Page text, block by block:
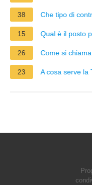
38 Che tipo di
15 Qual è il posto
26 Come si
23 A cosa serve la